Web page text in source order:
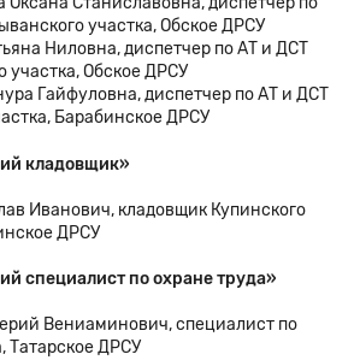
участка, Обское ДРСУ
Ниловна, диспетчер по АТ и ДСТ
участка, Обское ДРСУ
Гайфуловна, диспетчер по АТ и ДСТ
Барабинское ДРСУ
кладовщик»
Иванович, кладовщик Купинского
ДРСУ
специалист по охране труда»
Вениаминович, специалист по
Татарское ДРСУ